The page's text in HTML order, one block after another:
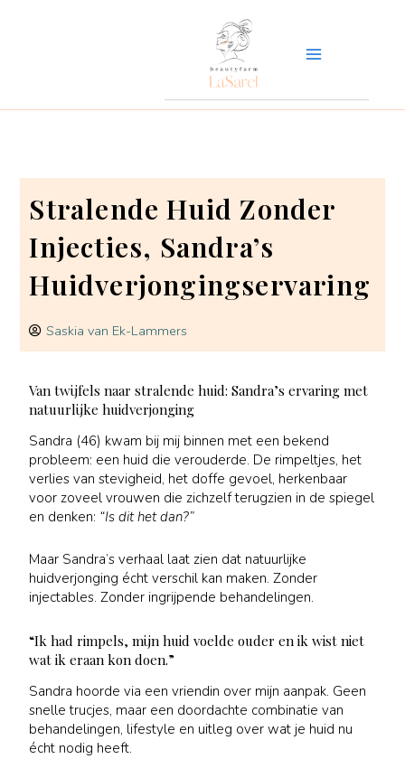
Stralende Huid Zonder
Injecties, Sandra’s
Huidverjongingservaring
Saskia van Ek-Lammers
Van twijfels naar stralende huid: Sandra’s ervaring met
natuurlijke huidverjonging
Sandra (46) kwam bij mij binnen met een bekend
probleem: een huid die verouderde. De rimpeltjes, het
verlies van stevigheid, het doffe gevoel, herkenbaar
voor zoveel vrouwen die zichzelf terugzien in de spiegel
en denken: “Is dit het dan?”
Maar Sandra’s verhaal laat zien dat natuurlijke
huidverjonging écht verschil kan maken. Zonder
injectables. Zonder ingrijpende behandelingen.
“Ik had rimpels, mijn huid voelde ouder en ik wist niet
wat ik eraan kon doen.”
Sandra hoorde via een vriendin over mijn aanpak. Geen
snelle trucjes, maar een doordachte combinatie van
behandelingen, lifestyle en uitleg over wat je huid nu
écht nodig heeft.